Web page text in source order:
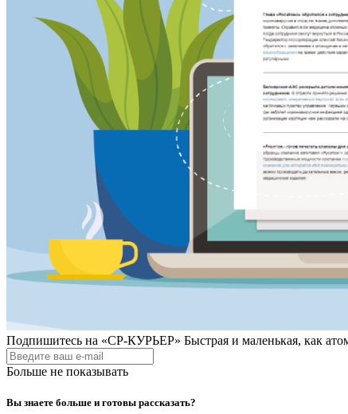
Подпишитесь на «СР-КУРЬЕР» Быстрая и маленькая, как
Больше не показывать
Вы знаете больше и готовы рассказать?